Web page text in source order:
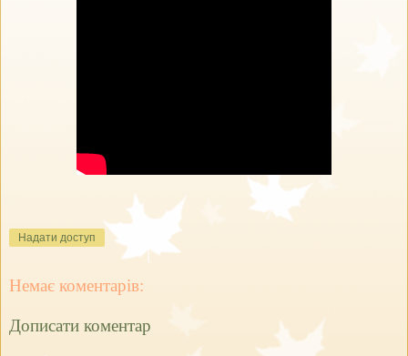
Надати доступ
Немає коментарів:
Дописати коментар